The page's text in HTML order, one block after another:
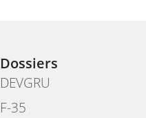
Dossiers
DEVGRU
F-35